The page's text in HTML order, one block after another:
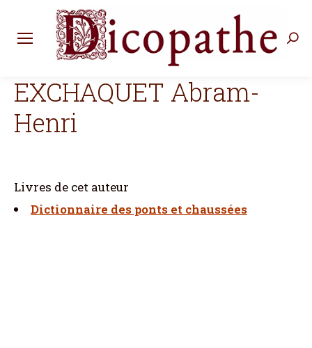
EXCHAQUET Abram-
Henri
Livres de cet auteur
Dictionnaire des ponts et chaussées